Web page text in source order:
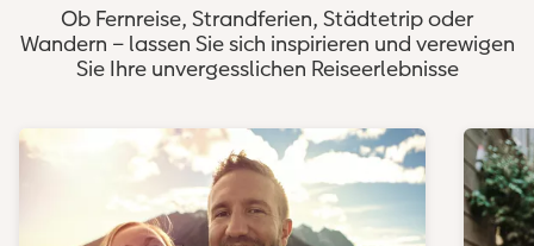
Ob Fernreise, Strandferien, Städtetrip oder
Wandern – lassen Sie sich inspirieren und verewigen
Sie Ihre unvergesslichen Reiseerlebnisse